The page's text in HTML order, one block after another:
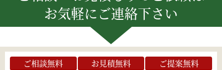
お気軽にご連絡下さい
ご相談無料 お見積無料 ご提案無料